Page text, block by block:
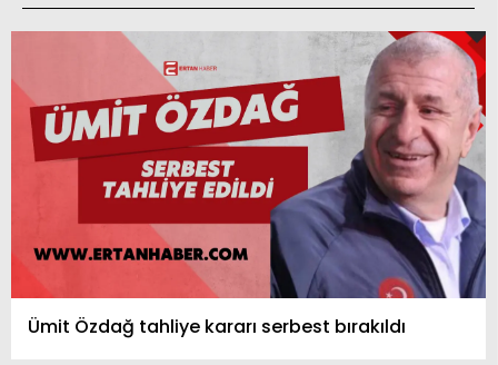
Ümit Özdağ tahliye kararı serbest bırakıldı